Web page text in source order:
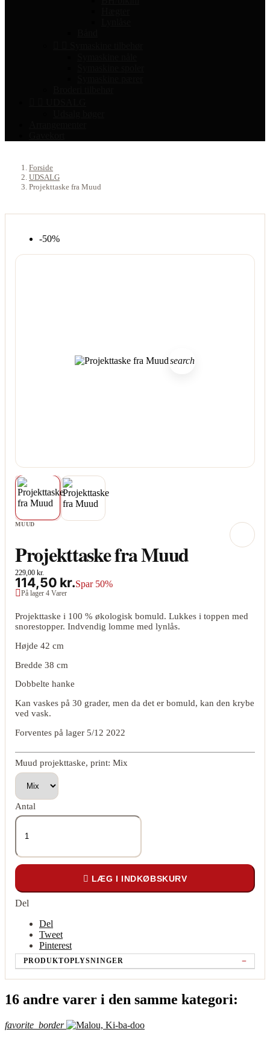
Forside
UDSALG
Projekttaske fra Muud
-50%
search
MUUD
Projekttaske fra Muud
229,00 kr.
114,50 kr.Spar 50%
 På lager 4 Varer
Projekttaske i 100 % økologisk bomuld. Lukkes i toppen med
snorestopper. Indvendig lomme med lynlås.
Højde 42 cm
Bredde 38 cm
Dobbelte hanke
Kan vaskes på 30 grader, men da det er bomuld, kan den krybe
ved vask.
Forventes på lager 5/12 2022
Muud projekttaske, print: Mix
Antal
 LÆG I INDKØBSKURV
Del
Del
Tweet
Pinterest
PRODUKTOPLYSNINGER
16 andre varer i den samme kategori:
favorite_border